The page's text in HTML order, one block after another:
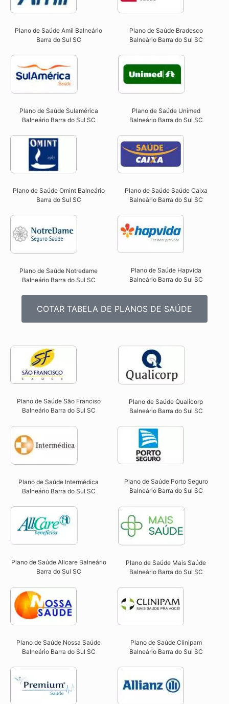
Plano de Saúde Amil Balneário
Barra do Sul SC
Plano de Saúde Bradesco
Balneário Barra do Sul SC
Plano de Saúde Sulamérica
Balneário Barra do Sul SC
Plano de Saúde Unimed
Balneário Barra do Sul SC
Plano de Saúde Omint Balneário
Barra do Sul SC​
Plano de Saúde Saúde Caixa
Balneário Barra do Sul SC​
Plano de Saúde Notredame
Balneário Barra do Sul SC​
Plano de Saúde Hapvida
Balneário Barra do Sul SC​
COTAR TABELA DE PLANOS DE SAÚDE
Plano de Saúde São Franciso
Balneário Barra do Sul SC​
Plano de Saúde Qualicorp
Balneário Barra do Sul SC​
Plano de Saúde Intermédica
Balneário Barra do Sul SC​
Plano de Saúde Porto Seguro
Balneário Barra do Sul SC​
Plano de Saúde Allcare Balneário
Barra do Sul SC​
Plano de Saúde Mais Saúde
Balneário Barra do Sul SC
Plano de Saúde Nossa Saúde
Balneário Barra do Sul SC​
Plano de Saúde Clinipam
Balneário Barra do Sul SC​